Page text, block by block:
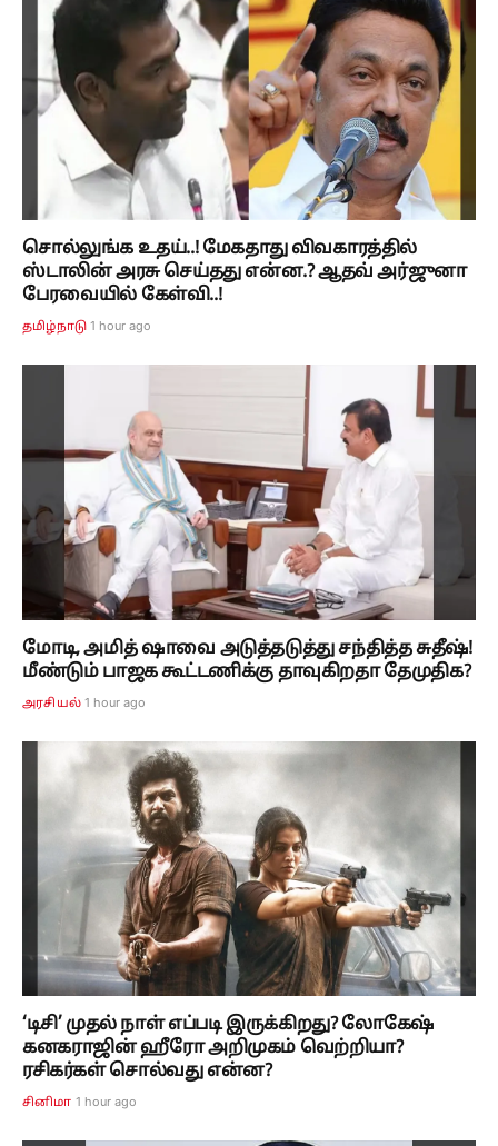
சொல்லுங்க உதய்..! மேகதாது விவகாரத்தில்
ஸ்டாலின் அரசு செய்தது என்ன.? ஆதவ் அர்ஜுனா
பேரவையில் கேள்வி..!
தமிழ்நாடு 1 hour ago
மோடி, அமித் ஷாவை அடுத்தடுத்து சந்தித்த சுதீஷ்!
மீண்டும் பாஜக கூட்டணிக்கு தாவுகிறதா தேமுதிக?
அரசியல் 1 hour ago
‘டிசி’ முதல் நாள் எப்படி இருக்கிறது? லோகேஷ்
கனகராஜின் ஹீரோ அறிமுகம் வெற்றியா?
ரசிகர்கள் சொல்வது என்ன?
சினிமா 1 hour ago